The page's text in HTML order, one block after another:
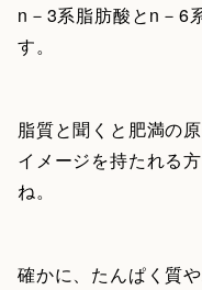
n－3系脂肪酸とn－6
す。
脂質と聞くと肥満の
イメージを持たれる
ね。
確かに、たんぱく質